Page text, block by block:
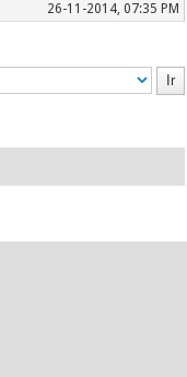
26-11-2014, 07:35 PM